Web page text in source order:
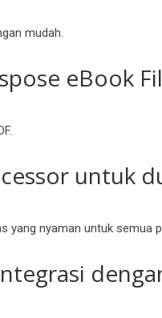
mudah.
eBook
untuk
yang nyaman untuk semua